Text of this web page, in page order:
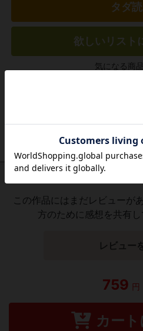
タダ
欲しいリスト
気になる商
作品レビュー （関連商品を含む）
この作品にはまだレビューが
方のために感想を共有
レビュー
759 円
カー